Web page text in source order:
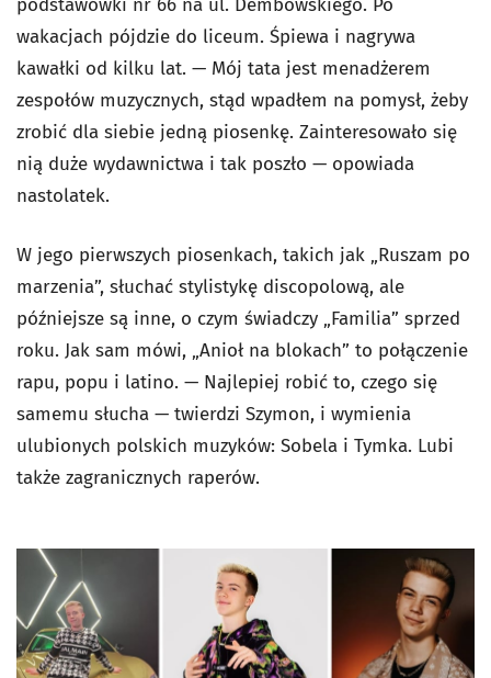
podstawówki nr 66 na ul. Dembowskiego. Po
wakacjach pójdzie do liceum. Śpiewa i nagrywa
kawałki od kilku lat. — Mój tata jest menadżerem
zespołów muzycznych, stąd wpadłem na pomysł, żeby
zrobić dla siebie jedną piosenkę. Zainteresowało się
nią duże wydawnictwa i tak poszło — opowiada
nastolatek.
W jego pierwszych piosenkach, takich jak „Ruszam po
marzenia”, słuchać stylistykę discopolową, ale
późniejsze są inne, o czym świadczy „Familia” sprzed
roku. Jak sam mówi, „Anioł na blokach” to połączenie
rapu, popu i latino. — Najlepiej robić to, czego się
samemu słucha — twierdzi Szymon, i wymienia
ulubionych polskich muzyków: Sobela i Tymka. Lubi
także zagranicznych raperów.